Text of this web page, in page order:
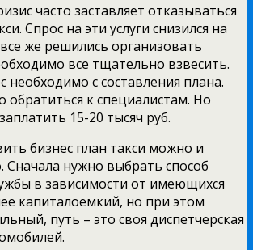
часто заставляет отказываться
Спрос на эти услуги снизился на
же решились организовать
все тщательно взвесить.
необходимо с составления плана.
обратиться к специалистам. Но
15-20 тысяч руб.
бизнес план такси можно и
Сначала нужно выбрать способ
в зависимости от имеющихся
капиталоемкий, но при этом
путь – это своя диспетчерская